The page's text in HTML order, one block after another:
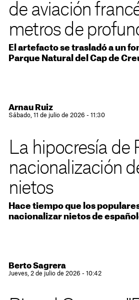
de aviación
metros de
El artefacto se trasladó a un
Parque Natural del Cap de
Arnau Ruiz
Sábado, 11 de julio de 2026 - 11:30
La hipocresía de
nacionalización
nietos
Hace tiempo que los
nacionalizar nietos de
Berto Sagrera
Jueves, 2 de julio de 2026 - 10:42